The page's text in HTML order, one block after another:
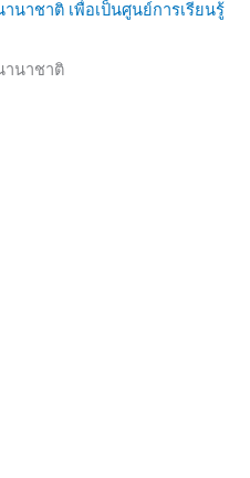
าชาติ เพื่อเป็นศูนย์การเรียนรู้
นาชาติ